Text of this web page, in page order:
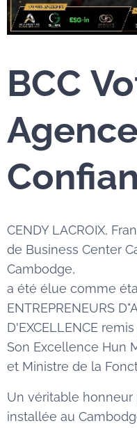
BCC
CENDY LACROIX,
de Business Center
Cambodge,
a été élue comme
ENTREPRENEURS
D'EXCELLENCE
Son Excellence Hun
et Ministre de la
Un véritable
installée au